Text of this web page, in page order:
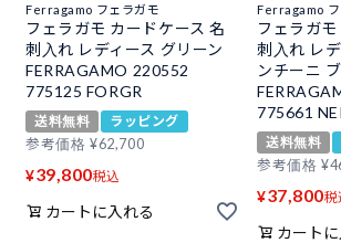
Ferragamo フェラガモ
フェラガモ カードケース 名
刺入れ レディース グリーン
FERRAGAMO 220552
775125 FORGR
送料無料
ラッピング
参考価格 ¥62,700
¥39,800税込
カートに入れる
Ferragamo フ
フェラガ
刺入れ レ
ンチーニ
775661
送料無料
参考価格 ¥
¥37,800税
カート